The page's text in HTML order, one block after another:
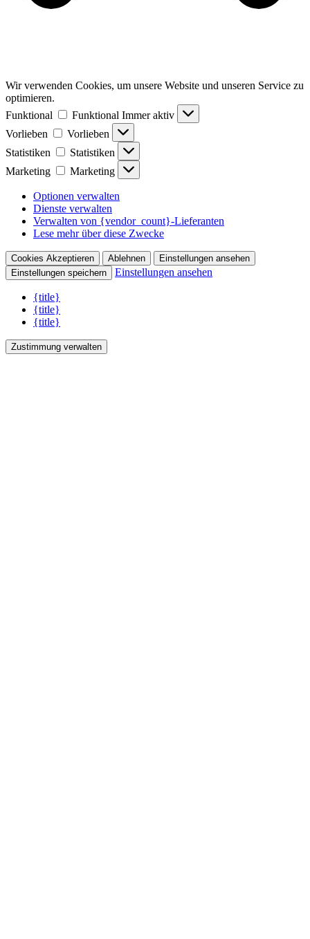
Wir verwenden Cookies, um unsere Website und unseren Service zu
optimieren.
Funktional
Funktional Immer aktiv
Vorlieben
Vorlieben
Statistiken
Statistiken
Marketing
Marketing
Optionen verwalten
Dienste verwalten
Verwalten von {vendor_count}-Lieferanten
Lese mehr über diese Zwecke
Cookies Akzeptieren Ablehnen
Einstellungen ansehen
Einstellungen speichern
Einstellungen ansehen
{title}
{title}
{title}
Zustimmung verwalten